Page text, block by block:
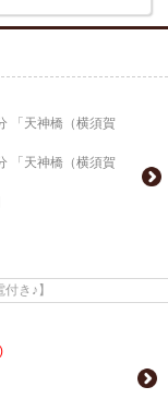
「天神橋（横須賀
「天神橋（横須賀
き♪】